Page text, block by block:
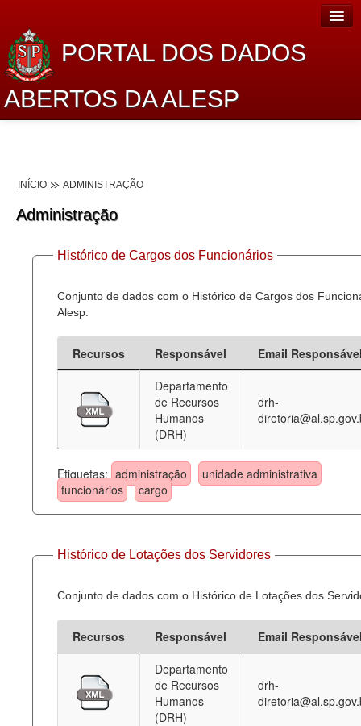
PORTAL DOS DADOS
ABERTOS DA ALESP
Dados Abertos Alesp
Lei de Acesso à Informação
Dados Governamentais Abertos
Planejamento
Catálogo de dados
Processo Legislativo
Administração
Legislação
Agenda
Perguntas frequentes
Contato
INÍCIO ADMINISTRAÇÃO
Administração
Histórico de Cargos dos Funcionários
Conjunto de dados com o Histórico de Cargos dos
Alesp.
Recursos Responsável
Email
Departamento
de Recursos
Humanos
(DRH)
drh-
Etiquetas: administração
unidade administrativa
funcionários
cargo
Histórico de Lotações dos Servidores
Conjunto de dados com o Histórico de Lotações dos
Recursos Responsável
Email
Departamento
de Recursos
Humanos
(DRH)
drh-